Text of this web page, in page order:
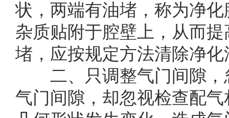
状，两端有油堵，称为净
杂质贴附于腔壁上，从而
堵，应按规定方法清除净
二、只调整气门间隙，
气门间隙，却忽视检查配